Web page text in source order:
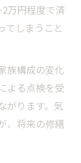
万円程度で済
てしまうこと
族構成の変化
よる点検を受
がります。気
、将来の修繕